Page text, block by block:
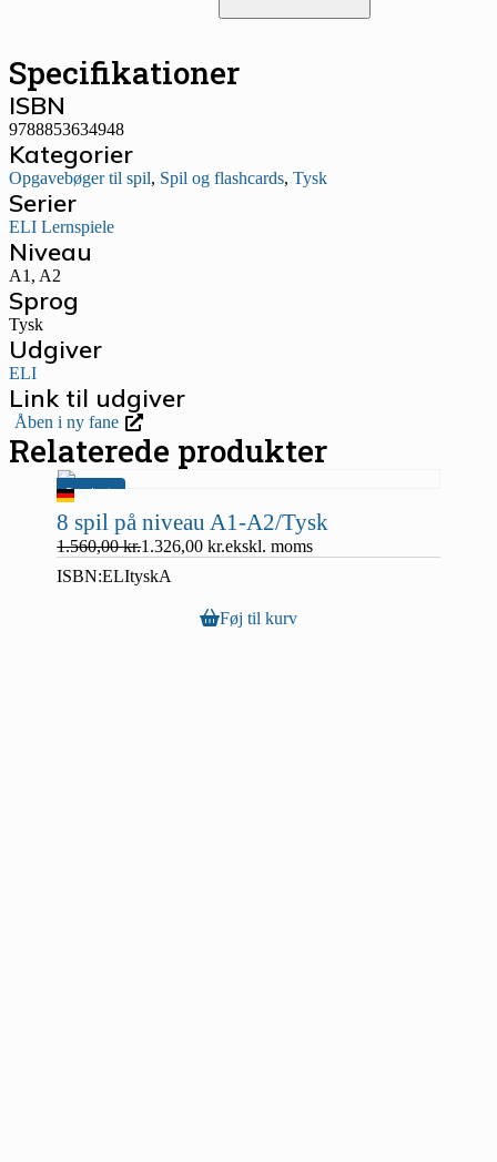
Specifikationer
ISBN
9788853634948
Kategorier
Opgavebøger til spil, Spil og flashcards, Tysk
Serier
ELI Lernspiele
Niveau
A1 , A2
Sprog
Tysk
Udgiver
ELI
Link til udgiver
Åben i ny fane
Relaterede produkter
Populært
Tilbud
8 spil på niveau A1-A2/Tysk
1.560,00kr.1.326,00kr.ekskl. moms
ISBN:ELItyskA
Føj til kurv